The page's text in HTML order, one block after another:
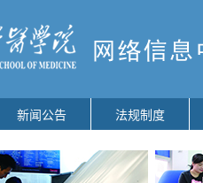
新闻公告 法规制度